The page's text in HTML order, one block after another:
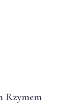
Rzymem